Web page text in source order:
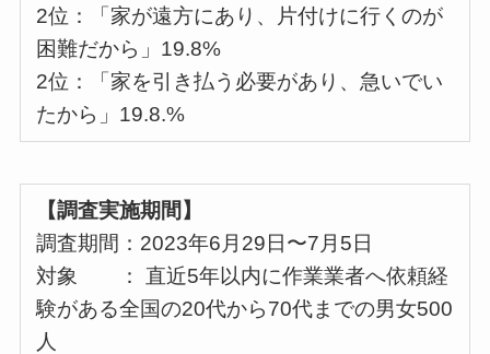
2位：「家が遠方にあり、片付けに行くのが
困難だから」19.8%
2位：「家を引き払う必要があり、急いでい
たから」19.8.%
【調査実施期間】
調査期間：2023年6月29日〜7月5日
対象 ： 直近5年以内に作業業者へ依頼経
験がある全国の20代から70代までの男女500
人